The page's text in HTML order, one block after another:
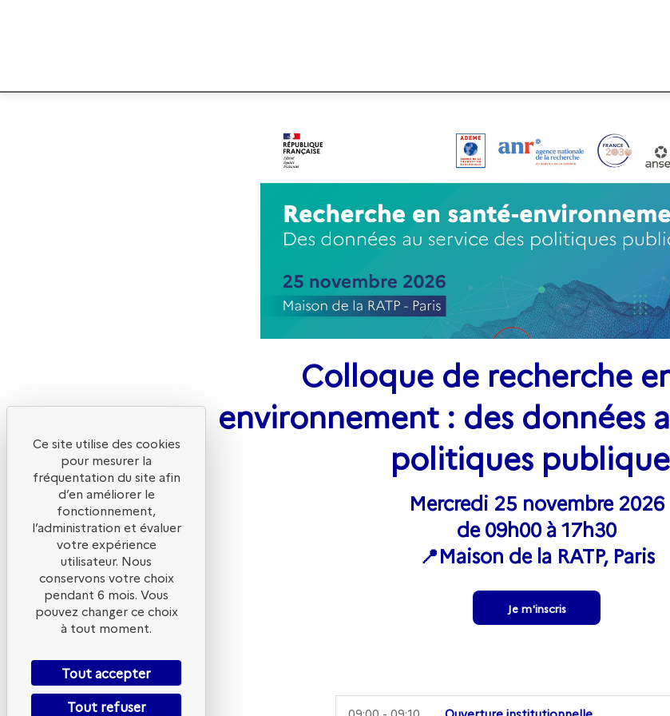
Colloque de recherche
environnement : des données
politiques
Mercredi 25 novembre 2026
de 09h00 à 17h30
📍Maison de la RATP, Paris
Je m'inscris
Déroulé
Ce site utilise des cookies
pour mesurer la
fréquentation du site afin
d’en améliorer le
fonctionnement,
l’administration et évaluer
votre expérience
utilisateur. Nous
conservons votre choix
pendant 6 mois. Vous
pouvez changer ce choix
à tout moment.
Tout accepter
Tout refuser